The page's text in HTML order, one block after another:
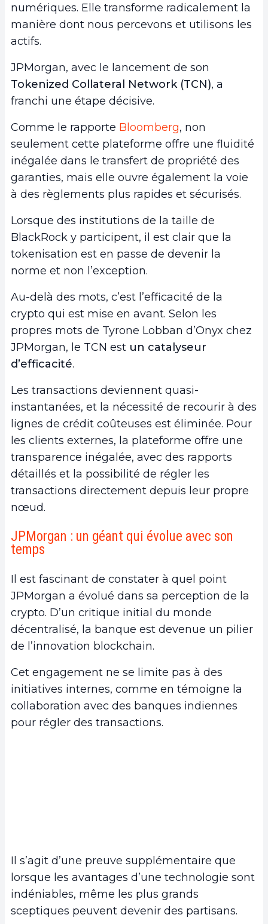
numériques. Elle transforme radicalement la
manière dont nous percevons et utilisons les
actifs.
JPMorgan, avec le lancement de son
Tokenized Collateral Network (TCN), a
franchi une étape décisive.
Comme le rapporte Bloomberg, non
seulement cette plateforme offre une fluidité
inégalée dans le transfert de propriété des
garanties, mais elle ouvre également la voie
à des règlements plus rapides et sécurisés.
Lorsque des institutions de la taille de
BlackRock y participent, il est clair que la
tokenisation est en passe de devenir la
norme et non l’exception.
Au-delà des mots, c’est l’efficacité de la
crypto qui est mise en avant. Selon les
propres mots de Tyrone Lobban d’Onyx chez
JPMorgan, le TCN est un catalyseur
d’efficacité.
Les transactions deviennent quasi-
instantanées, et la nécessité de recourir à des
lignes de crédit coûteuses est éliminée. Pour
les clients externes, la plateforme offre une
transparence inégalée, avec des rapports
détaillés et la possibilité de régler les
transactions directement depuis leur propre
nœud.
JPMorgan : un géant qui évolue avec son
temps
Il est fascinant de constater à quel point
JPMorgan a évolué dans sa perception de la
crypto. D’un critique initial du monde
décentralisé, la banque est devenue un pilier
de l’innovation blockchain.
Cet engagement ne se limite pas à des
initiatives internes, comme en témoigne la
collaboration avec des banques indiennes
pour régler des transactions.
Il s’agit d’une preuve supplémentaire que
lorsque les avantages d’une technologie sont
indéniables, même les plus grands
sceptiques peuvent devenir des partisans.